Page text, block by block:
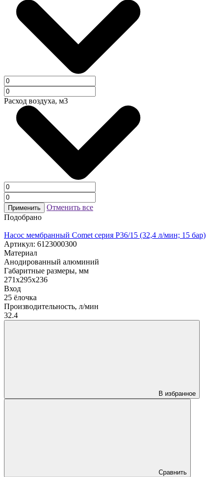
Расход воздуха, м3
Применить
Отменить все
Подобрано
Насос мембранный Comet серия P36/15 (32,4 л/мин; 15 бар)
Артикул: 6123000300
Материал
Анодированный алюминий
Габаритные размеры, мм
271x295x236
Вход
25 ёлочка
Производительность, л/мин
32.4
В избранное
Сравнить